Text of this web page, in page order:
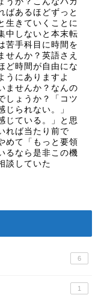
ばあるほどずっと
生きていくことに
中しないと本末転
苦手科目に時間を
せんか？英語さえ
ど時間が自由にな
うにありますよ
ませんか？なんの
しょうか？「コツ
じられない。」
じている。」と思
れば当たり前で
めて「もっと要領
るなら是非この機
談していた
6
1